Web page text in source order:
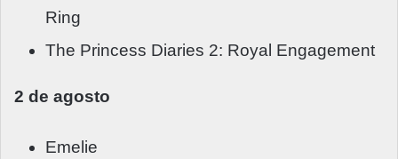
Ring
The Princess Diaries 2: Royal Engagement
2 de agosto
Emelie